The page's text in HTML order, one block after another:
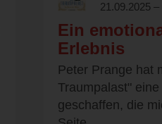
21.09.2025 –
Ein
Erlebnis
Peter Prange hat
Traumpalast"
geschaffen, die